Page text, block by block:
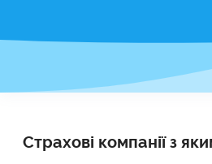
Страхові компанії з